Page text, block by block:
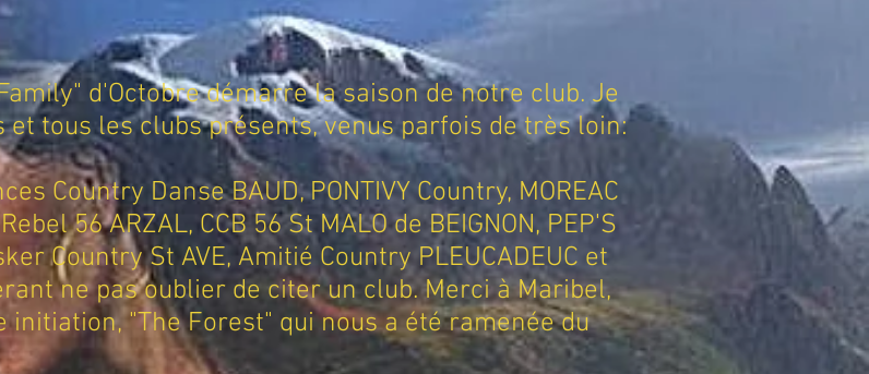
d'Octobre démarre la saison de notre club. Je
tous les clubs présents, venus parfois de très loin:
Country Danse BAUD, PONTIVY Country, MOREAC
56 ARZAL, CCB 56 St MALO de BEIGNON, PEP'S
Country St AVE, Amitié Country PLEUCADEUC et
ne pas oublier de citer un club. Merci à Maribel,
"The Forest" qui nous a été ramenée du